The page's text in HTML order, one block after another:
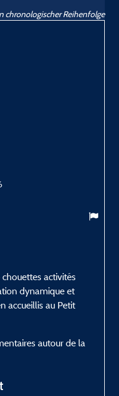
chronologischer Reihenfolge
activités
dynamique et
accueillis au Petit
autour de la